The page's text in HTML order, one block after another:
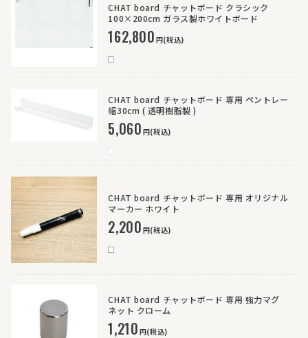
CHAT board チャットボード クラシック
100×200cm ガラス製ホワイトボード
162,800円(税込)
CHAT board チャットボード 専用 ペントレー
幅30cm ( 透明樹脂製 )
5,060円(税込)
CHAT board チャットボード 専用 オリジナル
マーカー ホワイト
2,200円(税込)
CHAT board チャットボード 専用 強力マグ
ネット クローム
1,210円(税込)